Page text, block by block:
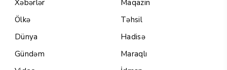
Xəbərlər
Ölkə
Dünya
Gündəm
Maqazin
Təhsil
Hadisə
Maraqlı